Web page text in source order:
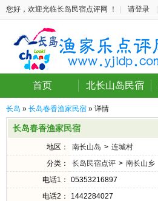
您好，欢迎光临长岛民宿点评网 ！ 请登录
首页 北长山岛民宿
长岛 » 长岛春香渔家民宿 » 详情
长岛春香渔家民宿
地区： 南长山岛 > 连城村
分类：
长岛民宿点评 > 南长山乡
电话1：
05353216897
电话2：
1442284027